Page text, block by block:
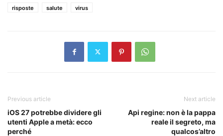
risposte
salute virus
Previous article
iOS 27 potrebbe dividere gli
utenti Apple a metà: ecco
perché
Next article
Api regine: non è la pappa
reale il segreto, ma
qualcos’altro